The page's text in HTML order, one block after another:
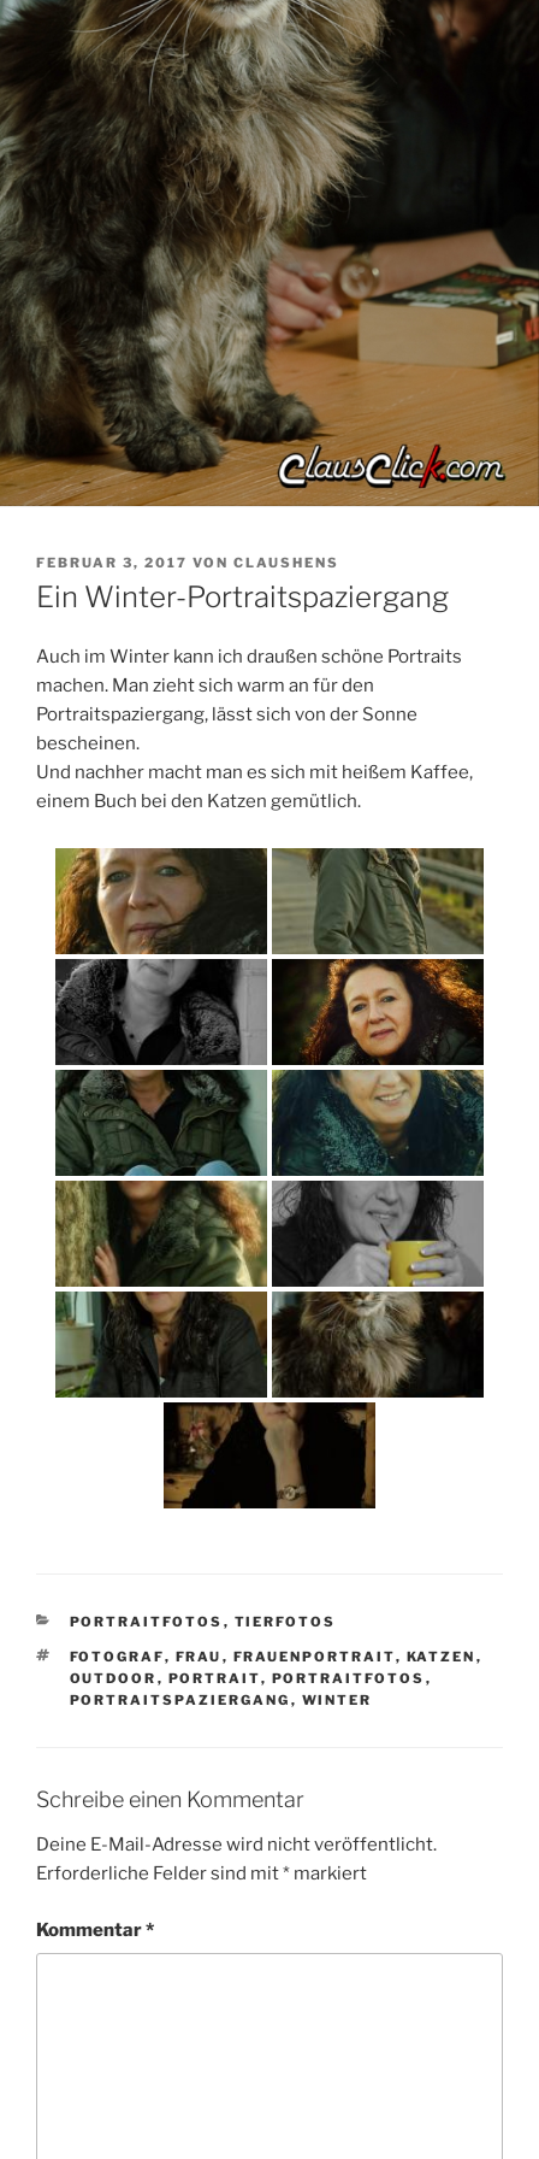
VERÖFFENTLICHT
AM
FEBRUAR 3, 2017 VON CLAUSHENS
Ein Winter-Portraitspaziergang
Auch im Winter kann ich draußen schöne Portraits
machen. Man zieht sich warm an für den
Portraitspaziergang, lässt sich von der Sonne
bescheinen.
Und nachher macht man es sich mit heißem Kaffee,
einem Buch bei den Katzen gemütlich.
KATEGORIEN
PORTRAITFOTOS , TIERFOTOS
SCHLAGWÖRTER
FOTOGRAF, FRAU , FRAUENPORTRAIT, KATZEN ,
OUTDOOR , PORTRAIT, PORTRAITFOTOS ,
PORTRAITSPAZIERGANG , WINTER
Schreibe einen Kommentar
Deine E-Mail-Adresse wird nicht veröffentlicht.
Erforderliche Felder sind mit* markiert
Kommentar*